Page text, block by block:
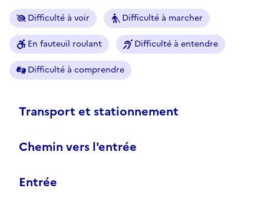
Difficulté à voir Difficulté à marcher
En fauteuil roulant Difficulté à entendre
Difficulté à comprendre
Transport et stationnement
Chemin vers l'entrée
Entrée